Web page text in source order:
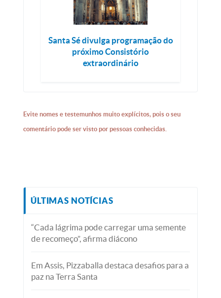
Santa Sé divulga programação do
próximo Consistório
extraordinário
Evite nomes e testemunhos muito explícitos, pois o seu
comentário pode ser visto por pessoas conhecidas.
ÚLTIMAS NOTÍCIAS
“Cada lágrima pode carregar uma semente
de recomeço”, afirma diácono
Em Assis, Pizzaballa destaca desafios para a
paz na Terra Santa